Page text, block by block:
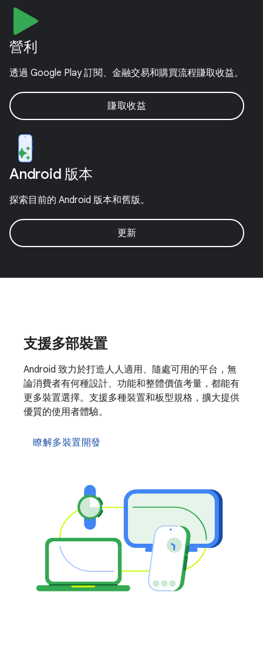
營利
透過 Google Play 訂閱、金融交易和購買流程賺取收益。
賺取收益
Android 版本
探索目前的 Android 版本和舊版。
更新
支援多部裝置
Android 致力於打造人人適用、隨處可用的平台，無
論消費者有何種設計、功能和整體價值考量，都能有
更多裝置選擇。支援多種裝置和板型規格，擴大提供
優質的使用者體驗。
瞭解多裝置開發